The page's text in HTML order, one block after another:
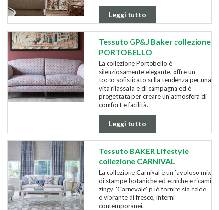
Leggi tutto
Tessuto GP&J Baker collezione
PORTOBELLO
La collezione Portobello è
silenziosamente elegante, offre un
tocco sofisticato sulla tendenza per una
vita rilassata e di campagna ed è
progettata per creare un'atmosfera di
comfort e facilità.
Leggi tutto
Tessuto BAKER Lifestyle
collezione CARNIVAL
La collezione Carnival è un favoloso mix
di stampe botaniche ed etniche e ricami
zingy. 'Carnevale' può fornire sia caldo
e vibrante di fresco, interni
contemporanei.